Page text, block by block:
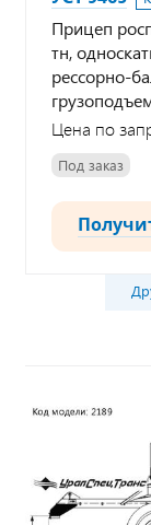
Прицеп
тн,
рессорно-
Цена по
Под заказ